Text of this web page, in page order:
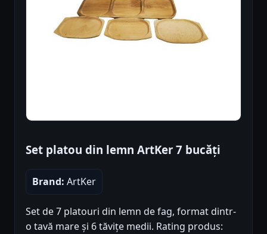
Set platou din lemn ArtKer 7 bucăți
Brand: ArtKer
Set de 7 platouri din lemn de fag, format dintr-
o tavă mare și 6 tăvițe medii. Rating produs: